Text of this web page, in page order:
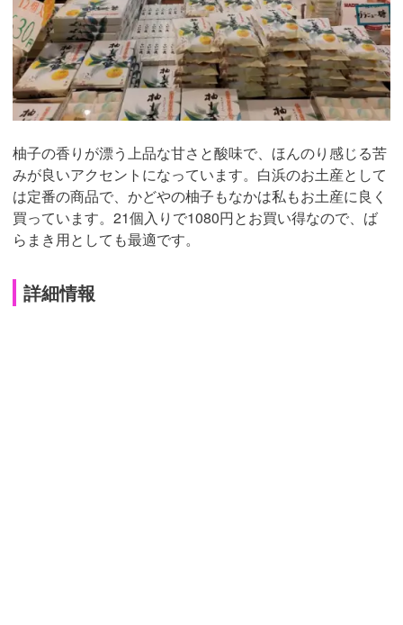
柚子の香りが漂う上品な甘さと酸味で、ほんのり感じる苦
みが良いアクセントになっています。白浜のお土産として
は定番の商品で、かどやの柚子もなかは私もお土産に良く
買っています。21個入りで1080円とお買い得なので、ば
らまき用としても最適です。
詳細情報